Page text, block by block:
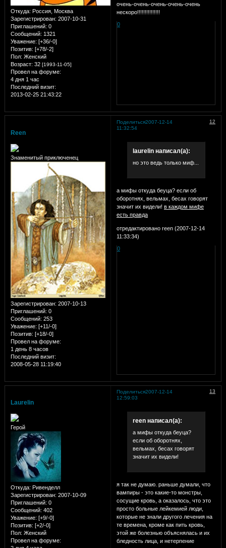
Откуда: Россия, Москва
Зарегистрирован: 2007-10-31
Приглашений: 0
Сообщений: 1321
Уважение: [+36/-0]
Позитив: [+78/-2]
Пол: Женский
Возраст: 32 [1993-11-05]
Провел на форуме:
4 дня 1 час
Последний визит:
2013-02-25 21:43:22
очень-очень-очень-очень-очень
нескоро!!!!!!!!!!!!!!!
0
Поделиться 12
2007-12-14
11:32:54
Reen
Знаменитый приключенец
Зарегистрирован: 2007-10-13
Приглашений: 0
Сообщений: 253
Уважение: [+11/-0]
Позитив: [+18/-0]
Провел на форуме:
1 день 8 часов
Последний визит:
2008-05-28 11:19:40
laurelin написал(а):
но это ведь только миф...
а мифы откуда беуца? если об
оборотнях, вельмах, бесах говорят
значит их видели! в каждом мифе
есть правда
отредактировано reen (2007-12-14
11:33:34)
0
Поделиться 13
2007-12-14
12:59:03
Laurelin
Герой
Откуда: Ривенделл
Зарегистрирован: 2007-10-09
Приглашений: 0
Сообщений: 402
Уважение: [+9/-0]
Позитив: [+2/-0]
Пол: Женский
Провел на форуме:
reen написал(а):
а мифы откуда беуца?
если об оборотнях,
вельмах, бесах говорят
значит их видели!
я так не думаю. раньше думали, что
вампиры - это какие-то монстры,
сосущие кровь, а оказалось, что это
просто больные лейкемией люди,
которые не знали другого лечения на
те времена, кроме как пить кровь,
этой же болезнью объяснялась и их
бледность лица, и нетерпение